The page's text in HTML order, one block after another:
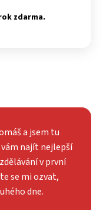
zdarma.
a jsem tu
vám najít nejlepší
v první
se mi ozvat,
dne.